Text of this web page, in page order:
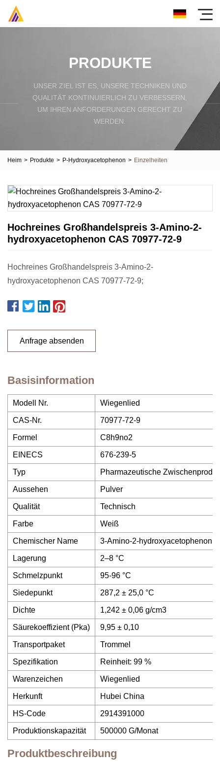
PRODUKTE
UNSER ZIEL IST ES, UNSERE TECHNIKEN UND
QUALITÄT KONTINUIERLICH ZU VERBESSERN,
UM IHREN ANFORDERUNGEN GERECHT ZU
WERDEN.
Heim > Produkte > P-Hydroxyacetophenon > Einzelheiten
Hochreines Großhandelspreis 3-Amino-2-
hydroxyacetophenon CAS 70977-72-9
Hochreines Großhandelspreis 3-Amino-2-
hydroxyacetophenon CAS 70977-72-9;
Anfrage absenden
Basisinformation
Modell Nr. Wiegenlied
CAS-Nr. 70977-72-9
Formel C8h9no2
EINECS 676-239-5
Typ Pharmazeutische
Aussehen Pulver
Qualität Technisch
Farbe Weiß
Chemischer Name 3-Amino-2-hydroxyacetophenon
Lagerung 2–8 °C
Schmelzpunkt 95-96 °C
Siedepunkt 287,2 ± 25,0 °C
Dichte 1,242 ± 0,06 g/cm3
Säurekoeffizient (Pka) 9,95 ± 0,10
Transportpaket Trommel
Spezifikation Reinheit: 99 %
Warenzeichen Wiegenlied
Herkunft Hubei China
HS-Code 2914391000
Produktionskapazität 500000 G/Monat
Produktbeschreibung